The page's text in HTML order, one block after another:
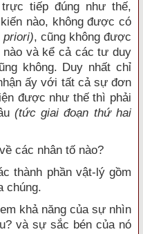
tiếp đúng như thế,
nào, không được có
priori), cũng không được
và kể cả các tư duy
không. Duy nhất chỉ
ấy với tất cả sự đơn
được như thế thì phải
(tức giai đoạn thứ hai
nhân tố nào?
phần vật-lý gồm
chúng.
năng của sự nhìn
và sự sắc bén của nó